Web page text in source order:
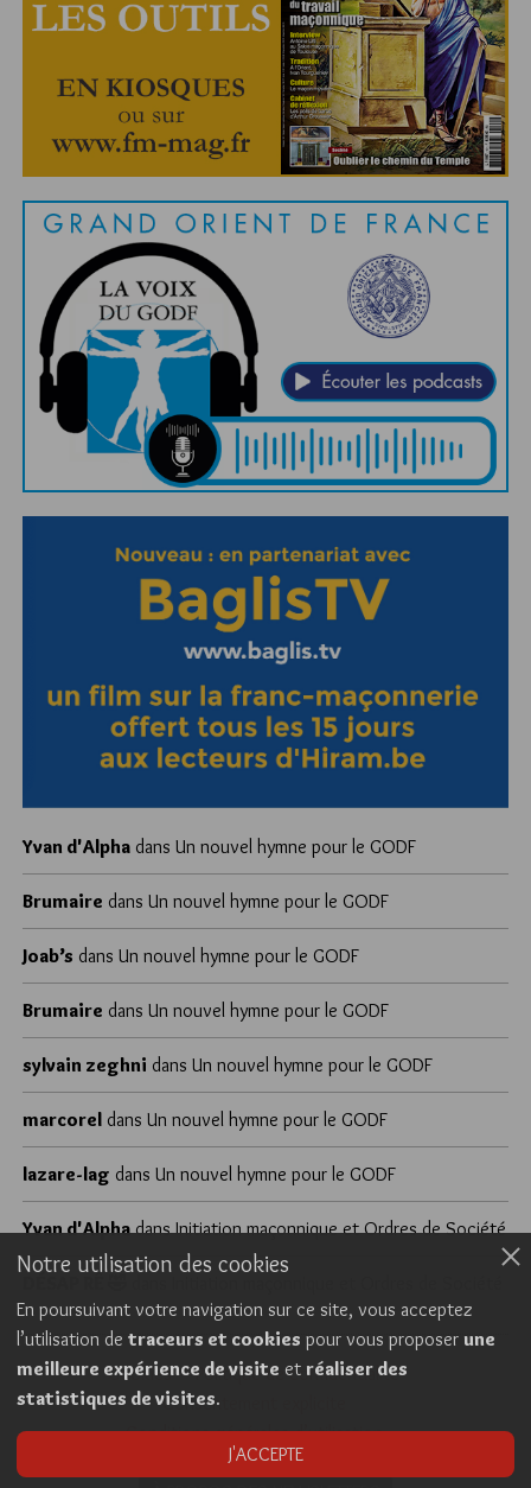
Yvan d'Alpha dans Un nouvel hymne pour le GODF
Brumaire dans Un nouvel hymne pour le GODF
Joab’s dans Un nouvel hymne pour le GODF
Brumaire dans Un nouvel hymne pour le GODF
sylvain zeghni dans Un nouvel hymne pour le GODF
marcorel dans Un nouvel hymne pour le GODF
lazare-lag dans Un nouvel hymne pour le GODF
Yvan d'AlphadansInitiation maçonnique et Ordres de Société
Cookies
Politique de confidentialité
Consentement explicite
Conditions générales d’utilisation
Notre utilisation des cookies
En poursuivant votre navigation sur ce site, vous acceptez
l’utilisation de traceurs et cookies pour vous proposer une
meilleure expérience de visite et réaliser des
statistiques de visites.
J'ACCEPTE